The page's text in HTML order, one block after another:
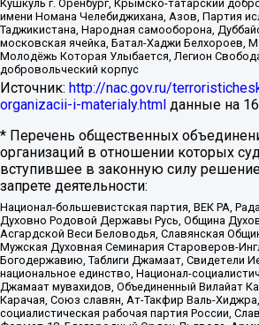
Кушкуль г. Оренбург, Крымско-татарский
имени Номана Челебиджихана, Азов, Партия
Таджикистана, Народная самооборона,
московская ячейка, Батал-Хаджи Белхороев,
Молодёжь Которая Улыбается, Легион
добровольческий корпус
Источник: http://nac.gov.ru/
organizacii-i-materialy.html данные на
* Перечень общественных
организаций в отношении которых
вступившее в законную силу
запрете деятельности:
Национал-большевистская партия, ВЕК РА,
Духовно Родовой Державы Русь, Община
Асгардской Веси Беловодья, Славянская
Мужская Духовная Семинария Староверов-
Богодержавию, Таблиги Джамаат, Свидетели
национальное единство, Национал-
Джамаат мувахидов, Объединенный Вилайат
Карачая, Союз славян, Ат-Такфир Валь-
социалистическая рабочая партия России,